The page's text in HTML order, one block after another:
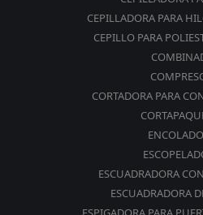
CEPILLADORA PARA
CEPILLO PARA
CORTADORA PARA
ESCUADRADORA
ESCUADRADORA